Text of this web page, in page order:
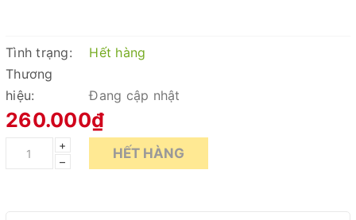
Tình trạng:
Hết hàng
Thương
hiệu:
Đang cập nhật
260.000₫
+
–
HẾT HÀNG